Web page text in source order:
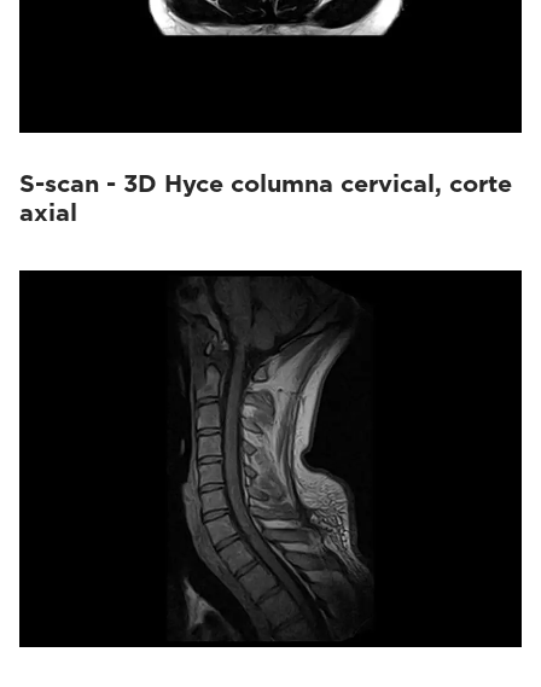
S-scan - 3D Hyce columna cervical, corte
axial